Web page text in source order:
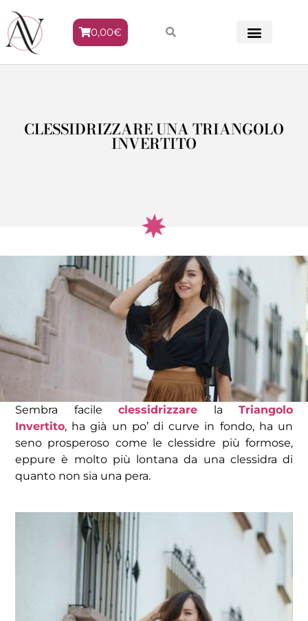
0,00€
CLESSIDRIZZARE UNA TRIANGOLO
INVERTITO
Sembra facile clessidrizzare la Triangolo
Invertito, ha già un po’ di curve in fondo, ha un
seno prosperoso come le clessidre più formose,
eppure è molto più lontana da una clessidra di
quanto non sia una pera.